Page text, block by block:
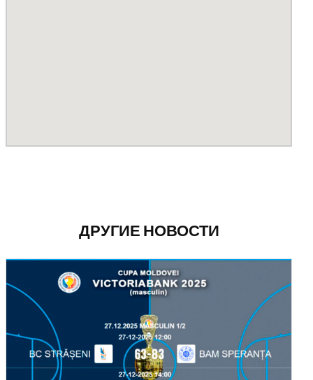
ДРУГИЕ НОВОСТИ